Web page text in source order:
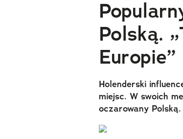
Polską.
Europie”
Holenderski
miejsc. W swoich
oczarowany Polską.